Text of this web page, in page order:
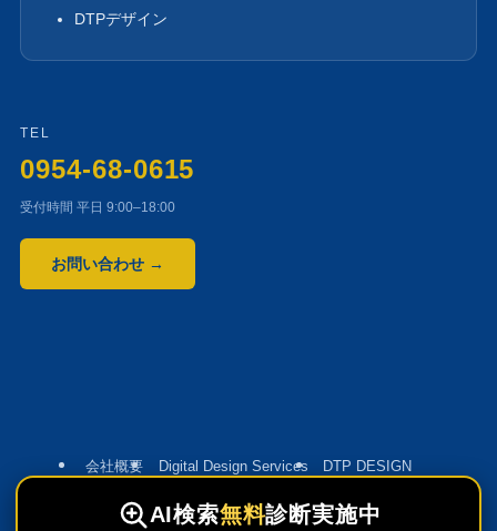
DTPデザイン
TEL
0954-68-0615
受付時間 平日 9:00–18:00
お問い合わせ →
会社概要 Digital Design Services
DTP DESIGN
AI検索無料診断実施中